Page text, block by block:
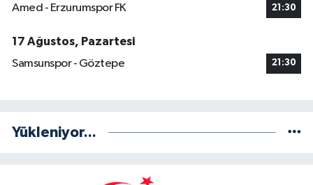
Amed - Erzurumspor FK 21:30
17 Ağustos, Pazartesi
Samsunspor - Göztepe
21:30
Yükleniyor...